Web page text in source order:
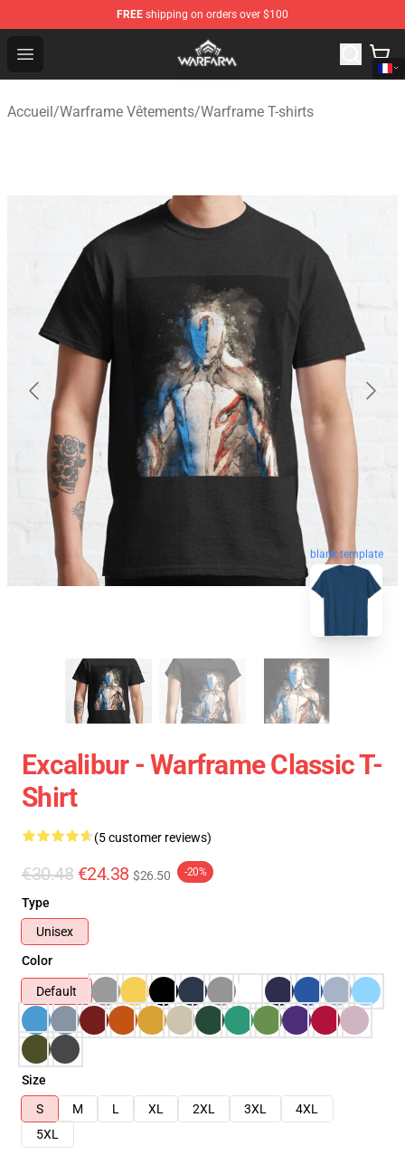
FREE shipping on orders over $100
Open menu
Warframe Shop - Official Warframe Merchandise Store
Accueil/Warframe Vêtements/Warframe T-shirts
blank template
Excalibur - Warframe Classic T-
Shirt
(5 customer reviews)
€30.48 €24.38 $26.50 -20%
Type
Unisex
Color
Default
Size
S
M L XL 2XL 3XL
4XL
5XL